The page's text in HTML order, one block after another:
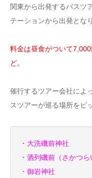
関東から出発するバスツ
テーションから出発とな
料金は昼食がついて
ど。
催行するツアー会社によ
スツアーが巡る場所をピ
・大洗磯前神社
・酒列磯前（さかつ
・御岩神社